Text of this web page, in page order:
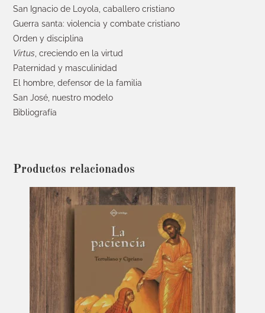
San Ignacio de Loyola, caballero cristiano
Guerra santa: violencia y combate cristiano
Orden y disciplina
Virtus, creciendo en la virtud
Paternidad y masculinidad
El hombre, defensor de la familia
San José, nuestro modelo
Bibliografía
Productos relacionados